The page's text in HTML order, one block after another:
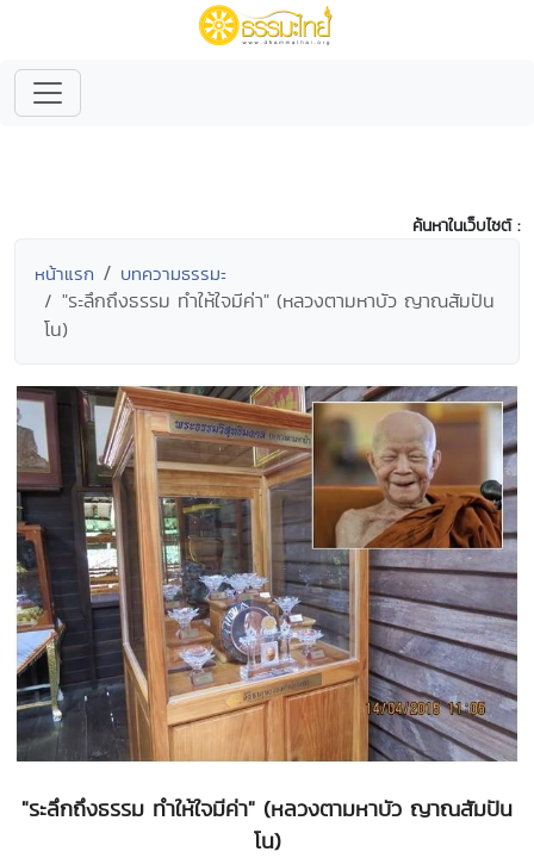
ค้นหาในเว็บไซต์ :
หน้าแรก บทความธรรมะ
"ระลึกถึงธรรม ทำให้ใจมีค่า" (หลวงตามหาบัว ญาณสัมปัน
โน)
"ระลึกถึงธรรม ทำให้ใจมีค่า" (หลวงตามหาบัว ญาณสัมปัน
โน)